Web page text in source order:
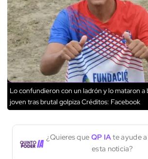
Lo confundieron con un ladrón y lo mataron a
joven tras brutal golpizaCréditos: Facebook
¿Quieres que QP IAte ayude
esta noticia?